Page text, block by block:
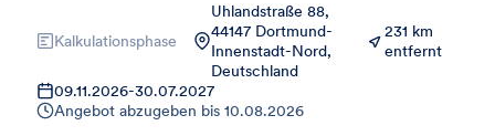
Kalkulationsphase
Uhlandstraße 88,
44147 Dortmund-
Innenstadt-Nord,
Deutschland
231 km
entfernt
09.11.2026-30.07.2027
Angebot abzugeben bis 10.08.2026